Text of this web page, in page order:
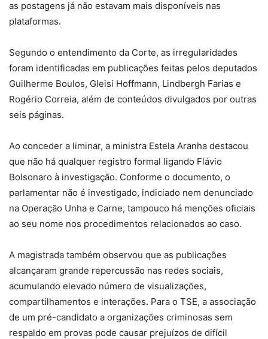
as postagens já não estavam mais disponíveis nas
plataformas.
Segundo o entendimento da Corte, as irregularidades
foram identificadas em publicações feitas pelos deputados
Guilherme Boulos, Gleisi Hoffmann, Lindbergh Farias e
Rogério Correia, além de conteúdos divulgados por outras
seis páginas.
Ao conceder a liminar, a ministra Estela Aranha destacou
que não há qualquer registro formal ligando Flávio
Bolsonaro à investigação. Conforme o documento, o
parlamentar não é investigado, indiciado nem denunciado
na Operação Unha e Carne, tampouco há menções oficiais
ao seu nome nos procedimentos relacionados ao caso.
A magistrada também observou que as publicações
alcançaram grande repercussão nas redes sociais,
acumulando elevado número de visualizações,
compartilhamentos e interações. Para o TSE, a associação
de um pré-candidato a organizações criminosas sem
respaldo em provas pode causar prejuízos de difícil